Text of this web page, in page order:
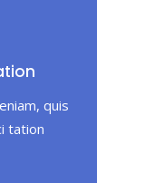
quis
tation